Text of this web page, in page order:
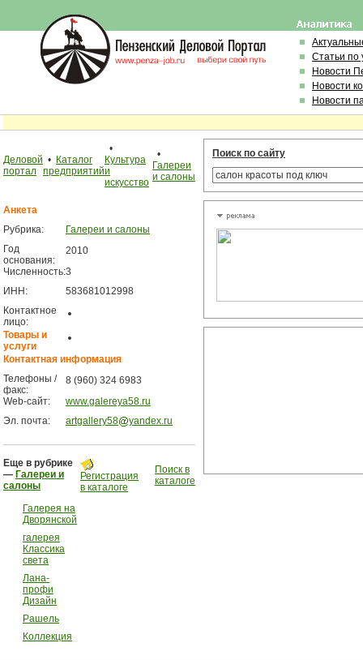
Статьи по
Новости
Новости
Новости
Деловой
портал
• Каталог
предприятий
•
Культура
и
искусство
•
Галереи
и салоны
Анкета
Рубрика:
Галереи и салоны
Год
основания:
2010
Численность:3
ИНН:
583681012998
Контактное
лицо:
Товары и
услуги
Контактная информация
Телефоны /
факс:
8 (960) 324 6983
Web-сайт:
www.galereya58.ru
Эл. почта:
artgallery58 yandex.ru
Еще в рубрике
— Галереи и
салоны
Галерея на
Дворянской
галерея
Классика
света
Лана-
профи
Дизайн
Рашель
Коллекция
Регистрация
в каталоге
Поиск в
каталоге
Поиск по сайту